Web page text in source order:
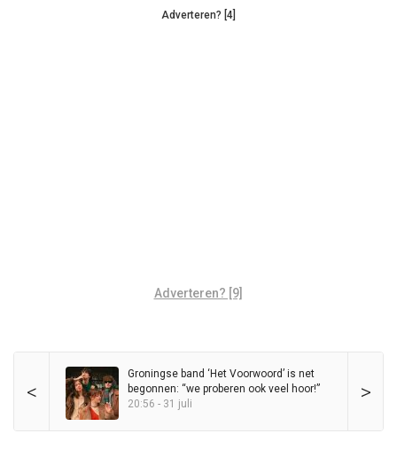
Adverteren? [4]
Adverteren? [9]
< >
Groningse band ‘Het Voorwoord’ is net
begonnen: “we proberen ook veel hoor!”
20:56 - 31 juli